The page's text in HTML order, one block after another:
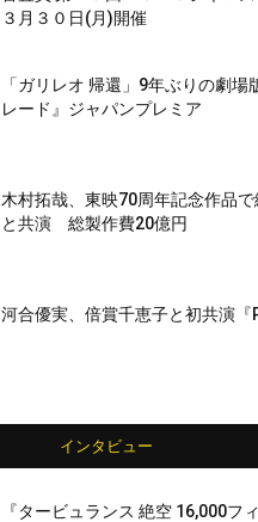
３月３０日(月)開催
「ガリレオ 帰還」9年ぶりの劇場
レード』ジャパンプレミア
木村拓哉、東映70周年記念作品
と共演 総製作費20億円
河合優実、倍賞千恵子と初共演『
インタビュー
『タービュランス 絶空 16,000フ